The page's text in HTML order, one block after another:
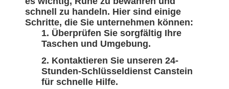
schnell zu handeln. Hier sind einige
Schritte, die Sie unternehmen können:
Überprüfen Sie sorgfältig Ihre
Taschen und Umgebung.
Kontaktieren Sie unseren 24-
Stunden-Schlüsseldienst Canstein
für schnelle Hilfe.